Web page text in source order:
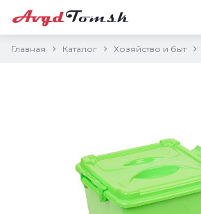
Главная Каталог Хозяйство и быт